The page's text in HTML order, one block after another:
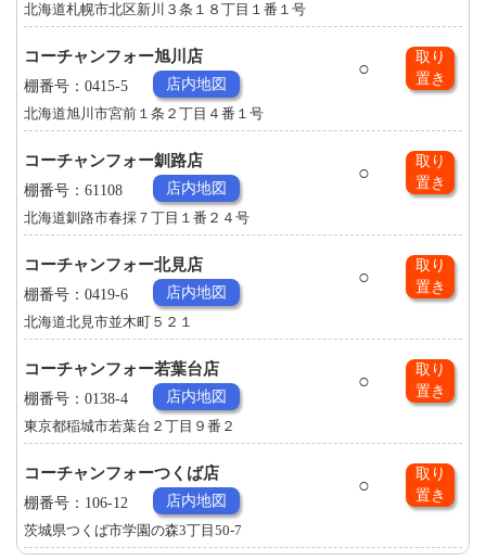
北海道札幌市北区新川３条１８丁目１番１号
コーチャンフォー旭川店
○
取り
置き
棚番号：0415-5 店内地図
北海道旭川市宮前１条２丁目４番１号
コーチャンフォー釧路店
○
取り
置き
棚番号：61108 店内地図
北海道釧路市春採７丁目１番２４号
コーチャンフォー北見店
○
取り
置き
棚番号：0419-6 店内地図
北海道北見市並木町５２１
コーチャンフォー若葉台店
○
取り
置き
棚番号：0138-4 店内地図
東京都稲城市若葉台２丁目９番２
コーチャンフォーつくば店
○
取り
置き
棚番号：106-12 店内地図
茨城県つくば市学園の森3丁目50-7